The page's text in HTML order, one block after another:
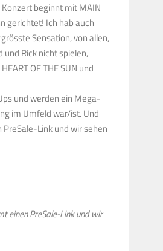
beginnt mit MAIN
gerichtet! Ich hab auch
Sensation, von allen,
und Rick nicht spielen,
OF THE SUN und
und werden ein Mega-
im Umfeld war/ist. Und
Link und wir sehen
einen PreSale-Link und wir